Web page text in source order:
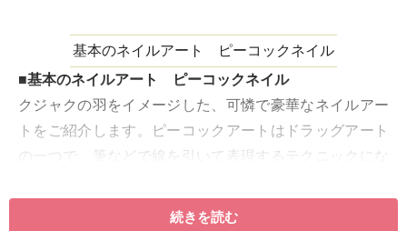
基本のネイルアート ピーコックネイル
■基本のネイルアート ピーコックネイル
クジャクの羽をイメージした、可憐で豪華なネイルアー
トをご紹介します。ピーコックアートはドラッグアート
の一つで、筆などで線を引いて表現するテクニックにな
基本のネイルアートを見る
続きを読む